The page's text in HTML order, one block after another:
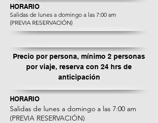
HORARIO
Salidas de lunes a domingo a las 7:00 am
(PREVIA RESERVACIÓN)
Precio por persona, mínimo 2 personas
por viaje, reserva con 24 hrs de
anticipación
HORARIO
Salidas de lunes a domingo a las 7:00 am
(PREVIA RESERVACIÓN)